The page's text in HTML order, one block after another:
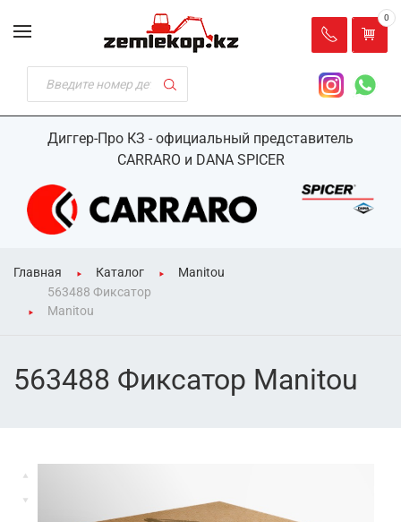
Диггер-Про КЗ - официальный представитель
CARRARO и DANA SPICER
0
Главная Каталог
Manitou
563488 Фиксатор
Manitou
563488 Фиксатор Manitou